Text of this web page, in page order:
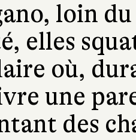
loin
elles
où,
une
des